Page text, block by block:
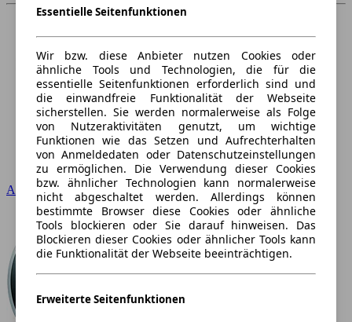
Audi
Essentielle Seitenfunktionen
Wir bzw. diese Anbieter nutzen Cookies oder
ähnliche Tools und Technologien, die für die
essentielle Seitenfunktionen erforderlich sind und
die einwandfreie Funktionalität der Webseite
sicherstellen. Sie werden normalerweise als Folge
von Nutzeraktivitäten genutzt, um wichtige
Funktionen wie das Setzen und Aufrechterhalten
von Anmeldedaten oder Datenschutzeinstellungen
zu ermöglichen. Die Verwendung dieser Cookies
bzw. ähnlicher Technologien kann normalerweise
nicht abgeschaltet werden. Allerdings können
bestimmte Browser diese Cookies oder ähnliche
Tools blockieren oder Sie darauf hinweisen. Das
Blockieren dieser Cookies oder ähnlicher Tools kann
die Funktionalität der Webseite beeinträchtigen.
Erweiterte Seitenfunktionen